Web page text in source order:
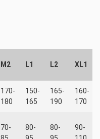
M2 L1 L2 XL1
170-
180
150-
165
165-
190
160-
170
70-
80-
80-
90-